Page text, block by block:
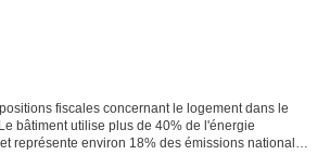
fiscales concernant le logement dans le
bâtiment utilise plus de 40% de l'énergie
représente environ 18% des émissions nationales